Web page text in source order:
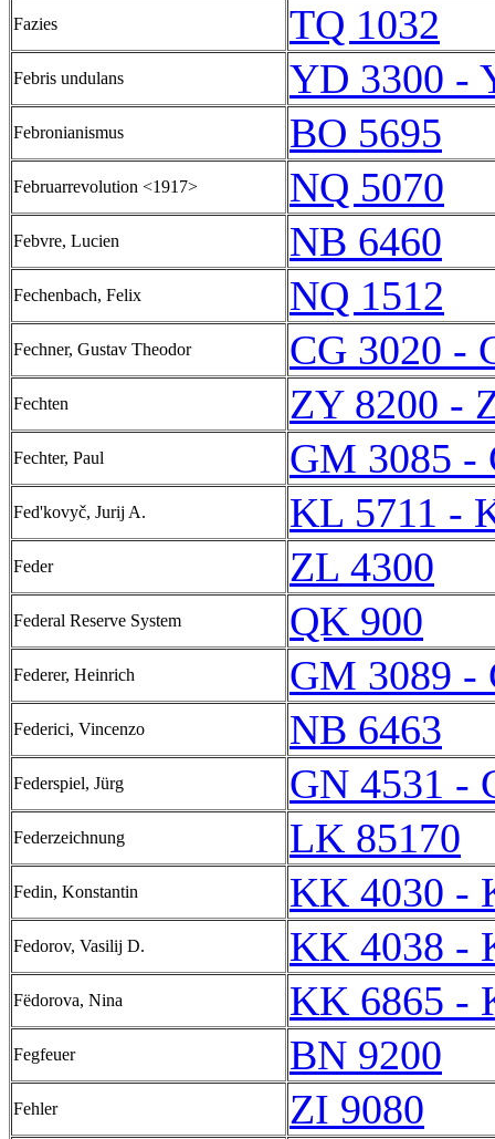
Fazies TQ 1032
Febris undulans YD 3300 -
Febronianismus BO 5695
Februarrevolution <1917> NQ 5070
Febvre, Lucien NB 6460
Fechenbach, Felix NQ 1512
Fechner, Gustav Theodor CG 3020 -
Fechten ZY 8200 -
Fechter, Paul GM 3085 -
Fed'kovyč, Jurij A. KL 5711 -
Feder ZL 4300
Federal Reserve System QK 900
Federer, Heinrich GM 3089 -
Federici, Vincenzo NB 6463
Federspiel, Jürg GN 4531 -
Federzeichnung LK 85170
Fedin, Konstantin KK 4030 -
Fedorov, Vasilij D. KK 4038 -
Fëdorova, Nina KK 6865 -
Fegfeuer BN 9200
Fehler ZI 9080